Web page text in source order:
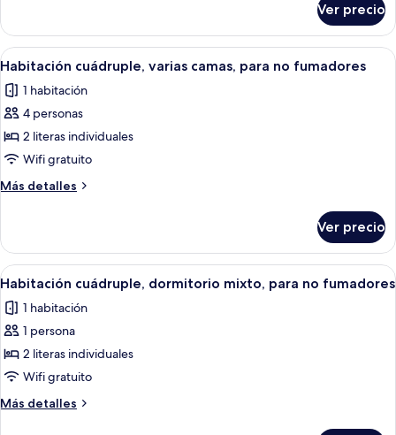
para
no
fumadores
cuádruple,
varias
camas,
no
fumadores
Ver precio
Abrir
todas
las
fotos
de
Habitación
cuádruple,
varias
para
no
fumadores
Habitación con literas, paredes de
2
Habitación cuádruple, varias camas, para no fumadores
1 habitación
4 personas
2 literas individuales
Wifi gratuito
Más detalles
Más
cuádruple,
varias
camas,
no
fumadores
Ver precio
Abrir
todas
las
fotos
de
Habitación
cuádruple,
dormitorio
Una habitación moderna de varios
2
Habitación cuádruple, dormitorio mixto, para no fumadores
1 habitación
1 persona
2 literas individuales
Wifi gratuito
Más detalles
Más